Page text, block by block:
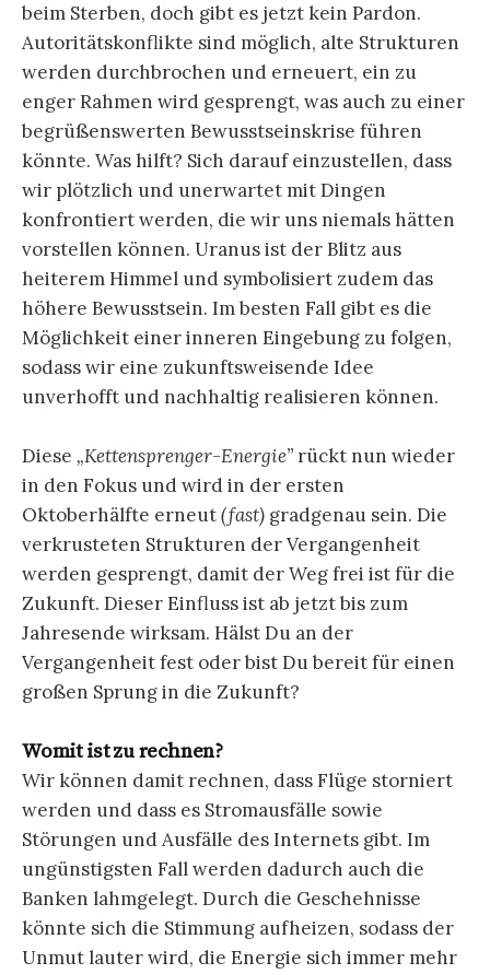
beim Sterben, doch gibt es jetzt kein Pardon.
Autoritätskonflikte sind möglich, alte Strukturen
werden durchbrochen und erneuert, ein zu
enger Rahmen wird gesprengt, was auch zu einer
begrüßenswerten Bewusstseinskrise führen
könnte. Was hilft? Sich darauf einzustellen, dass
wir plötzlich und unerwartet mit Dingen
konfrontiert werden, die wir uns niemals hätten
vorstellen können. Uranus ist der Blitz aus
heiterem Himmel und symbolisiert zudem das
höhere Bewusstsein. Im besten Fall gibt es die
Möglichkeit einer inneren Eingebung zu folgen,
sodass wir eine zukunftsweisende Idee
unverhofft und nachhaltig realisieren können.
Diese „Kettensprenger-Energie” rückt nun wieder
in den Fokus und wird in der ersten
Oktoberhälfte erneut(fast) gradgenau sein. Die
verkrusteten Strukturen der Vergangenheit
werden gesprengt, damit der Weg frei ist für die
Zukunft. Dieser Einfluss ist ab jetzt bis zum
Jahresende wirksam. Hälst Du an der
Vergangenheit fest oder bist Du bereit für einen
großen Sprung in die Zukunft?
Womit ist zu rechnen?
Wir können damit rechnen, dass Flüge storniert
werden und dass es Stromausfälle sowie
Störungen und Ausfälle des Internets gibt. Im
ungünstigsten Fall werden dadurch auch die
Banken lahmgelegt. Durch die Geschehnisse
könnte sich die Stimmung aufheizen, sodass der
Unmut lauter wird, die Energie sich immer mehr